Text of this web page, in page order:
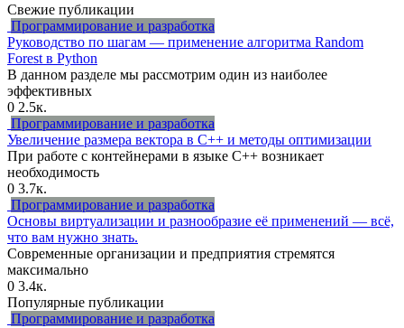
Свежие публикации
Программирование и разработка
Руководство по шагам — применение алгоритма Random
Forest в Python
В данном разделе мы рассмотрим один из наиболее
эффективных
0 2.5к.
Программирование и разработка
Увеличение размера вектора в C++ и методы оптимизации
При работе с контейнерами в языке C++ возникает
необходимость
0 3.7к.
Программирование и разработка
Основы виртуализации и разнообразие её применений — всё,
что вам нужно знать.
Современные организации и предприятия стремятся
максимально
0 3.4к.
Популярные публикации
Программирование и разработка